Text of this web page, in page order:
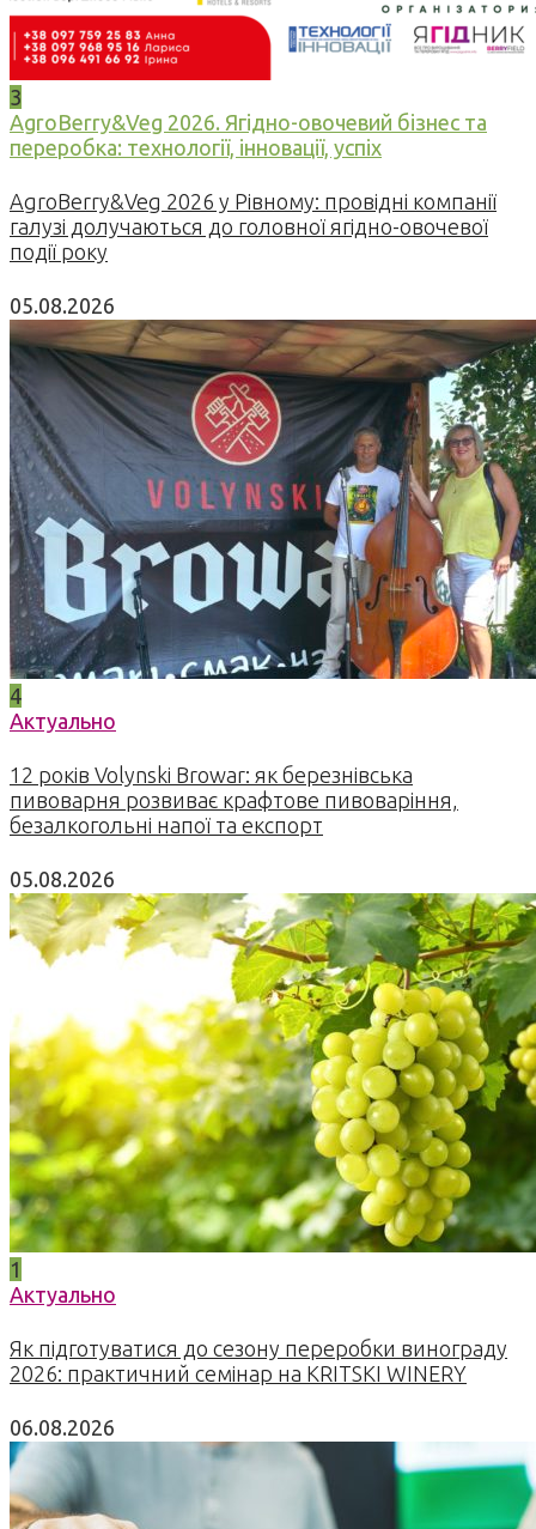
3
AgroBerry&Veg 2026. Ягідно-овочевий бізнес та
переробка: технології, інновації, успіх
AgroBerry&Veg 2026 у Рівному: провідні компанії
галузі долучаються до головної ягідно-овочевої
події року
05.08.2026
4
Актуально
12 років Volynski Browar: як березнівська
пивоварня розвиває крафтове пивоваріння,
безалкогольні напої та експорт
05.08.2026
1
Актуально
Як підготуватися до сезону переробки винограду
2026: практичний семінар на KRITSKI WINERY
06.08.2026